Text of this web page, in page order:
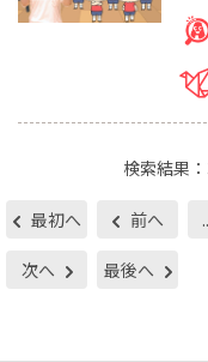
検索結果：
最初へ 前へ
次へ 最後へ